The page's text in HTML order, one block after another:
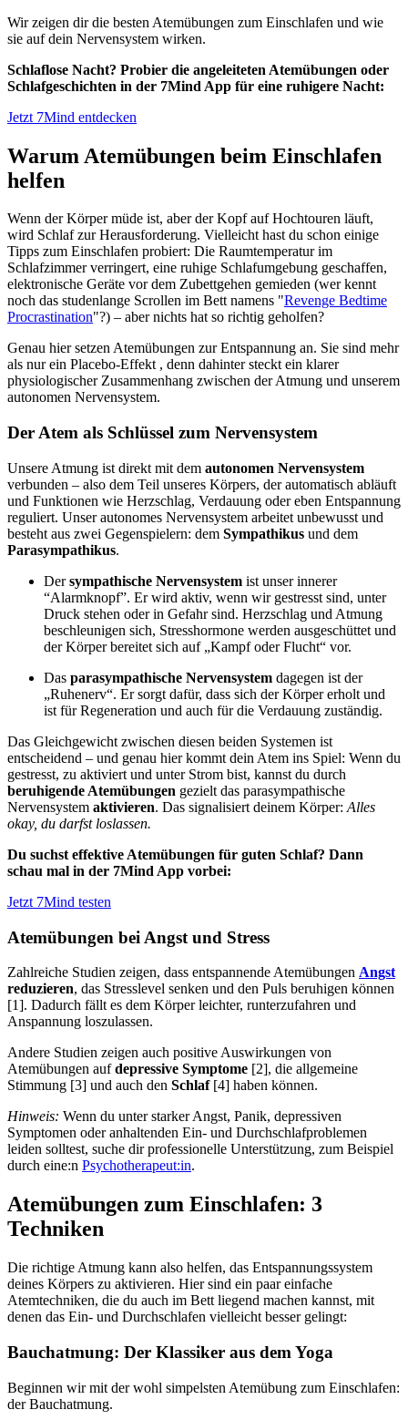
Wir zeigen dir die besten Atemübungen zum Einschlafen und wie
sie auf dein Nervensystem wirken.
Schlaflose Nacht? Probier die angeleiteten Atemübungen oder
Schlafgeschichten in der 7Mind App für eine ruhigere Nacht:
Jetzt 7Mind entdecken
Warum Atemübungen beim Einschlafen
helfen
Wenn der Körper müde ist, aber der Kopf auf Hochtouren läuft,
wird Schlaf zur Herausforderung. Vielleicht hast du schon einige
Tipps zum Einschlafen probiert: Die Raumtemperatur im
Schlafzimmer verringert, eine ruhige Schlafumgebung geschaffen,
elektronische Geräte vor dem Zubettgehen gemieden (wer kennt
noch das studenlange Scrollen im Bett namens "Revenge Bedtime
Procrastination"?) – aber nichts hat so richtig geholfen?
Genau hier setzen Atemübungen zur Entspannung an. Sie sind mehr
als nur ein Placebo-Effekt , denn dahinter steckt ein klarer
physiologischer Zusammenhang zwischen der Atmung und unserem
autonomen Nervensystem.
Der Atem als Schlüssel zum Nervensystem
Unsere Atmung ist direkt mit dem autonomen Nervensystem
verbunden – also dem Teil unseres Körpers, der automatisch abläuft
und Funktionen wie Herzschlag, Verdauung oder eben Entspannung
reguliert. Unser autonomes Nervensystem arbeitet unbewusst und
besteht aus zwei Gegenspielern: dem Sympathikus und dem
Parasympathikus.
Dersympathische Nervensystem ist unser innerer
“Alarmknopf”. Er wird aktiv, wenn wir gestresst sind, unter
Druck stehen oder in Gefahr sind. Herzschlag und Atmung
beschleunigen sich, Stresshormone werden ausgeschüttet und
der Körper bereitet sich auf „Kampf oder Flucht“ vor.
Das parasympathische Nervensystem dagegen ist der
„Ruhenerv“. Er sorgt dafür, dass sich der Körper erholt und
ist für Regeneration und auch für die Verdauung zuständig.
Das Gleichgewicht zwischen diesen beiden Systemen ist
entscheidend – und genau hier kommt dein Atem ins Spiel: Wenn du
gestresst, zu aktiviert und unter Strom bist, kannst du durch
beruhigende Atemübungen gezielt das parasympathische
Nervensystem aktivieren. Das signalisiert deinem Körper: Alles
okay, du darfst loslassen.
Du suchst effektive Atemübungen für guten Schlaf? Dann
schau mal in der 7Mind App vorbei:
Jetzt 7Mind testen
Atemübungen bei Angst und Stress
Zahlreiche Studien zeigen, dass entspannende Atemübungen Angst
reduzieren, das Stresslevel senken und den Puls beruhigen können
[1]. Dadurch fällt es dem Körper leichter, runterzufahren und
Anspannung loszulassen.
Andere Studien zeigen auch positive Auswirkungen von
Atemübungen aufdepressive Symptome [2], die allgemeine
Stimmung [3] und auch den Schlaf[4] haben können.
Hinweis: Wenn du unter starker Angst, Panik, depressiven
Symptomen oder anhaltenden Ein- und Durchschlafproblemen
leiden solltest, suche dir professionelle Unterstützung, zum Beispiel
durch eine:n Psychotherapeut:in.
Atemübungen zum Einschlafen: 3
Techniken
Die richtige Atmung kann also helfen, das Entspannungssystem
deines Körpers zu aktivieren. Hier sind ein paar einfache
Atemtechniken, die du auch im Bett liegend machen kannst, mit
denen das Ein- und Durchschlafen vielleicht besser gelingt:
Bauchatmung: Der Klassiker aus dem Yoga
Beginnen wir mit der wohl simpelsten Atemübung zum Einschlafen:
der Bauchatmung.